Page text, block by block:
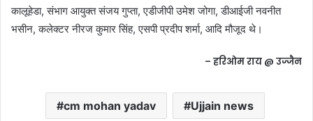
कालूहेडा, संभाग आयुक्त संजय गुप्ता, एडीजीपी उमेश जोगा, डीआईजी नवनीत
भसीन, कलेक्टर नीरज कुमार सिंह, एसपी प्रदीप शर्मा, आदि मौजूद थे।
– हरिओम राय @ उज्जैन
cm mohan yadav Ujjain news